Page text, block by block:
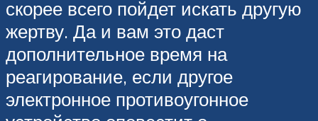
скорее всего пойдет искать другую
жертву. Да и вам это даст
дополнительное время на
реагирование, если другое
электронное противоугонное